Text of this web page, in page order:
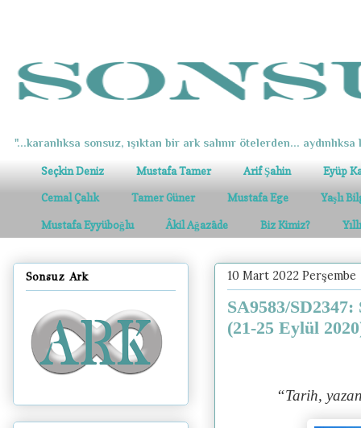
"...karanlıksa sonsuz, ışıktan bir ark salınır ötelerden... aydınlıksa
Seçkin Deniz Mustafa Tamer Arif Şahin Eyüp
Cemal Çalık Tamer Güner Mustafa Ege Yaşlı
Mustafa Eyyüboğlu Âkil Ağazâde Biz Kimiz?
10 Mart 2022 Perşembe
SA9583/
(21-25 Eylül
“Tarih,
Sonsuz Ark